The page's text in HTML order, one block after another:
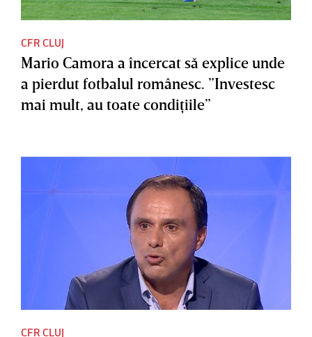
CFR CLUJ
Mario Camora a încercat să explice unde
a pierdut fotbalul românesc. ”Investesc
mai mult, au toate condiţiile”
CFR CLUJ